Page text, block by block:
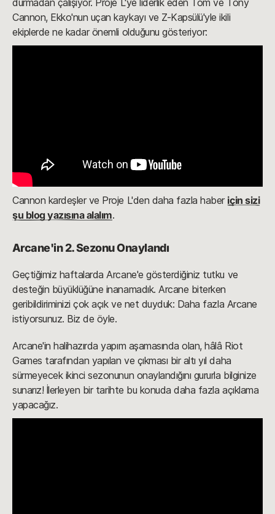
durmadan çalışıyor. Proje L'ye liderlik eden Tom ve Tony
Cannon, Ekko'nun uçan kaykayı ve Z-Kapsülü'yle ikili
ekiplerde ne kadar önemli olduğunu gösteriyor:
Cannon kardeşler ve Proje L'den daha fazla haber için sizi
şu blog yazısına alalım.
Arcane'in 2. Sezonu Onaylandı
Geçtiğimiz haftalarda Arcane'e gösterdiğiniz tutku ve
desteğin büyüklüğüne inanamadık. Arcane biterken
geribildiriminizi çok açık ve net duyduk: Daha fazla Arcane
istiyorsunuz. Biz de öyle.
Arcane'in halihazırda yapım aşamasında olan, hâlâ Riot
Games tarafından yapılan ve çıkması bir altı yıl daha
sürmeyecek ikinci sezonunun onaylandığını gururla bilginize
sunarız! İlerleyen bir tarihte bu konuda daha fazla açıklama
yapacağız.